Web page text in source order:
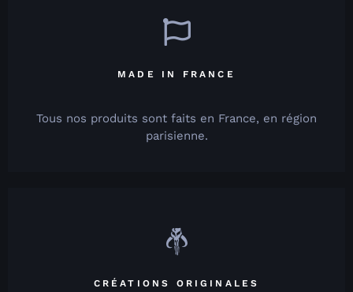
MADE IN FRANCE
Tous nos produits sont faits en France, en région
parisienne.
CRÉATIONS ORIGINALES